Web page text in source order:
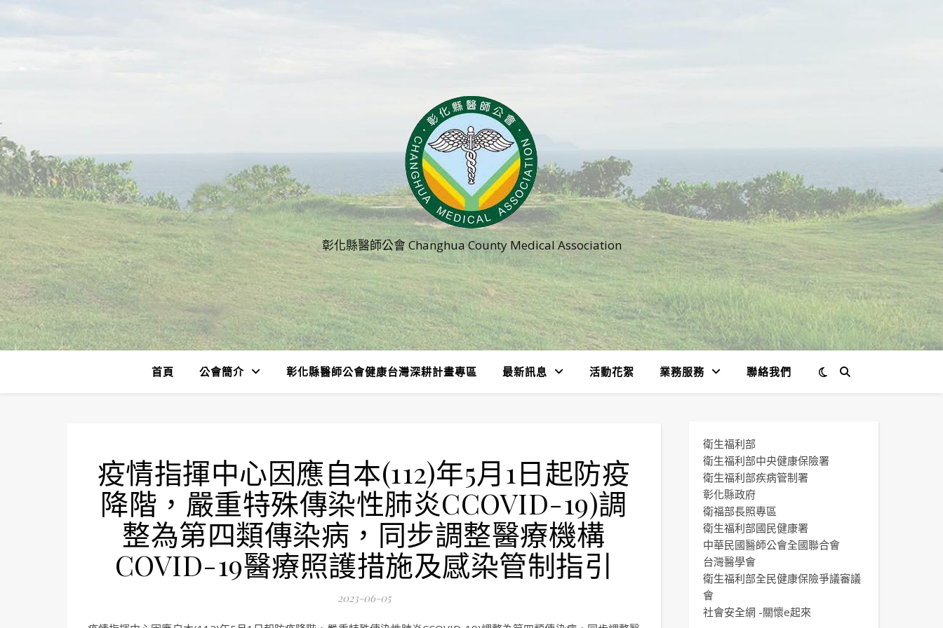
彰化縣醫師公會 Changhua County Medical Association
首頁 公會簡介 彰化縣醫師公會健康台灣深耕計畫專區 最新訊息 活動花絮 業務服務 聯絡我們
疫情指揮中心因應自本(112)年5月1日起防疫
降階，嚴重特殊傳染性肺炎CCOVID-19)調
整為第四類傳染病，同步調整醫療機構
COVID-19醫療照護措施及感染管制指引
2023-06-05
衛生福利部
衛生福利部中央健康保險署
衛生福利部疾病管制署
彰化縣政府
衛福部長照專區
衛生福利部國民健康署
中華民國醫師公會全國聯合會
台灣醫學會
衛生福利部全民健康保險爭議審議
會
社會安全網 -關懷e起來